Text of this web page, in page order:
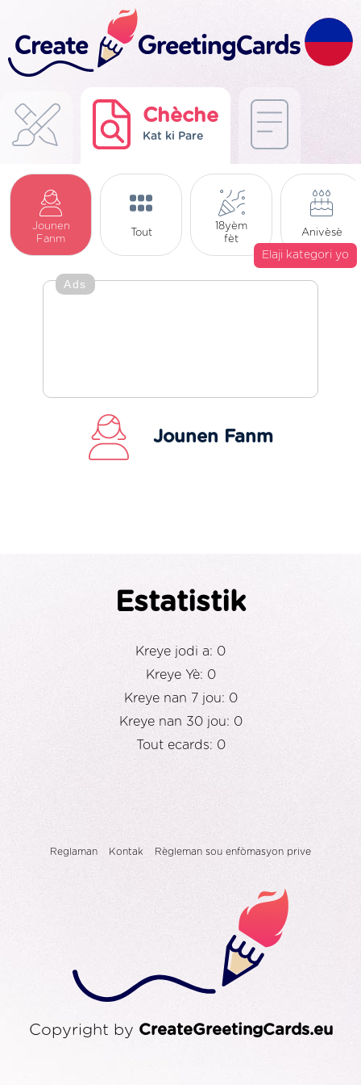
Chèche
Kat ki Pare
Jounen
Fanm
Tout
18yèm
fèt
Anivèsè
Elaji kategori yo
Ads
Jounen Fanm
Estatistik
Kreye jodi a: 0
Kreye Yè: 0
Kreye nan 7 jou: 0
Kreye nan 30 jou: 0
Tout ecards: 0
Reglaman Kontak Règleman sou enfòmasyon prive
Copyright by CreateGreetingCards.eu